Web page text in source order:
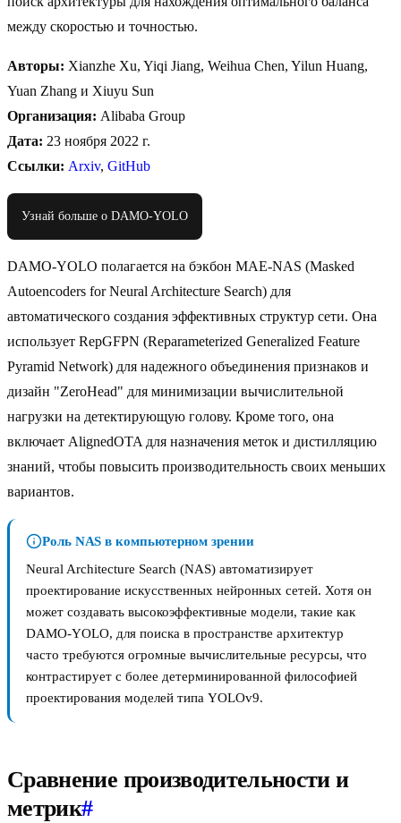
между скоростью и точностью.
Авторы: Xianzhe Xu, Yiqi Jiang, Weihua Chen, Yilun Huang,
Yuan Zhang и Xiuyu Sun
Организация: Alibaba Group
Дата: 23 ноября 2022 г.
Ссылки: Arxiv, GitHub
Узнай больше о DAMO-YOLO
DAMO-YOLO полагается на бэкбон MAE-NAS (Masked
Autoencoders for Neural Architecture Search) для
автоматического создания эффективных структур сети. Она
использует RepGFPN (Reparameterized Generalized Feature
Pyramid Network) для надежного объединения признаков и
дизайн "ZeroHead" для минимизации вычислительной
нагрузки на детектирующую голову. Кроме того, она
включает AlignedOTA для назначения меток и дистилляцию
знаний, чтобы повысить производительность своих меньших
вариантов.
Роль NAS в компьютерном зрении
Neural Architecture Search (NAS) автоматизирует
проектирование искусственных нейронных сетей. Хотя он
может создавать высокоэффективные модели, такие как
DAMO-YOLO, для поиска в пространстве архитектур
часто требуются огромные вычислительные ресурсы, что
контрастирует с более детерминированной философией
проектирования моделей типа YOLOv9.
Сравнение производительности и
метрик#